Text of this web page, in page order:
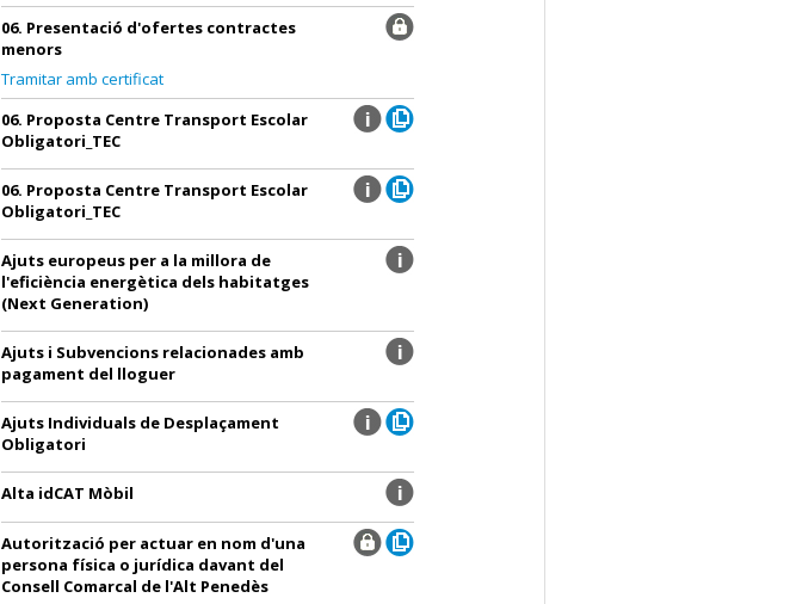
06. Presentació d'ofertes contractes
menors
Tramitar amb certificat
06. Proposta Centre Transport Escolar
Obligatori_TEC
06. Proposta Centre Transport Escolar
Obligatori_TEC
Ajuts europeus per a la millora de
l'eficiència energètica dels habitatges
(Next Generation)
Ajuts i Subvencions relacionades amb
pagament del lloguer
Ajuts Individuals de Desplaçament
Obligatori
Alta idCAT Mòbil
Autorització per actuar en nom d'una
persona física o jurídica davant del
Consell Comarcal de l'Alt Penedès